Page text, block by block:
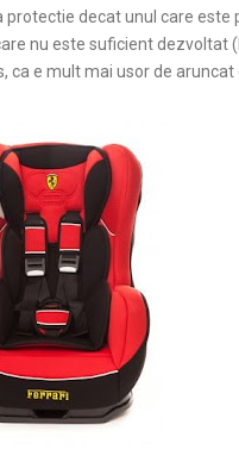
protectie decat unul care este
nu este suficient dezvoltat
ca e mult mai usor de